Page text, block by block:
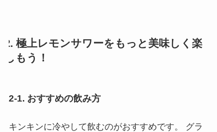
2. 極上レモンサワーをもっと美味しく楽
しもう！
2-1. おすすめの飲み方
キンキンに冷やして飲むのがおすすめです。 グラ